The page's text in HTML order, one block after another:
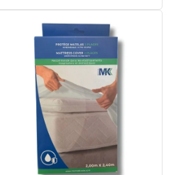
offrant un confort optimal
grâce à sa compression
contrôlée et son ajustement
anatomique pour le pouce.